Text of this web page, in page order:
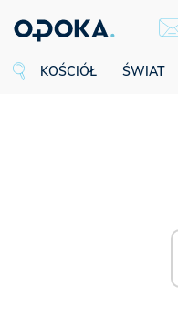
KOŚCIÓŁ ŚWIAT